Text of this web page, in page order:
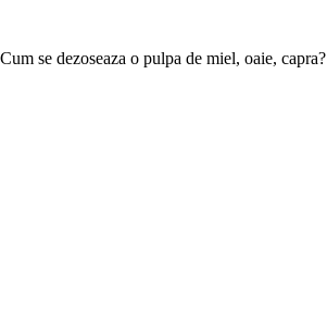
Cum se dezoseaza o pulpa de miel, oaie, capra?